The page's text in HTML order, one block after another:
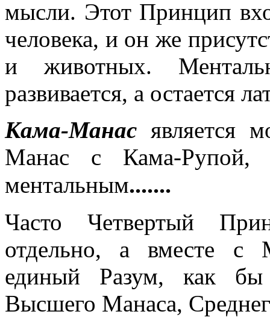
мысли. Этот Принцип
человека, и он же
и животных.
развивается, а остается
Кама-Манас является
Манас с Кама-Рупой,
ментальным.......
Часто Четвертый
отдельно, а вместе с
единый Разум, как бы
Высшего Манаса,